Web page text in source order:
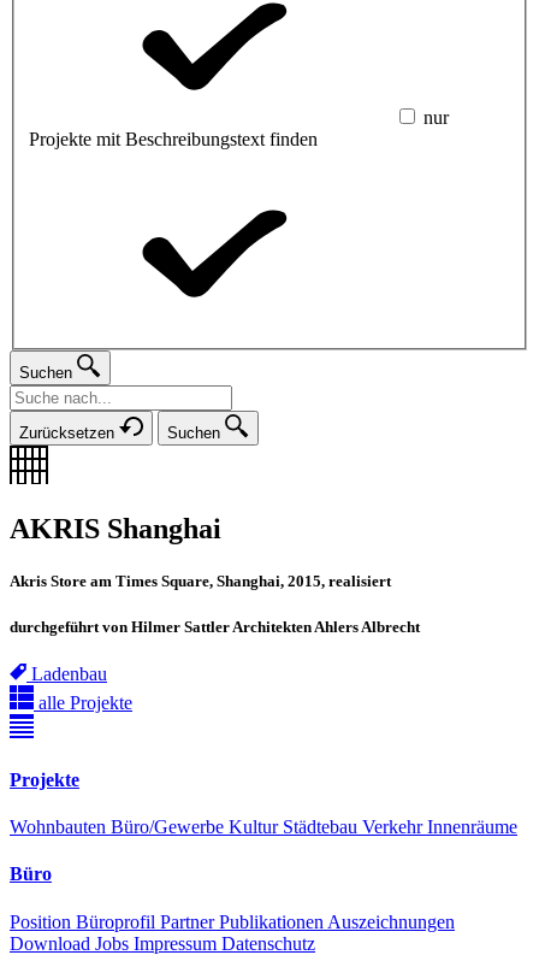
nur
Projekte mit Beschreibungstext finden
Suchen
Zurücksetzen Suchen
AKRIS Shanghai
Akris Store am Times Square, Shanghai, 2015, realisiert
durchgeführt von Hilmer Sattler Architekten Ahlers Albrecht
Ladenbau
alle Projekte
Projekte
Wohnbauten Büro/Gewerbe Kultur Städtebau VerkehrInnenräume
Büro
Position Büroprofil PartnerPublikationen Auszeichnungen
Download Jobs Impressum Datenschutz